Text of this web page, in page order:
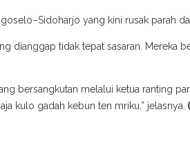
yang kini rusak parah
dianggap tidak tepat sasaran. Mereka
bersangkutan melalui ketua ranting
kulo gadah kebun ten mriku,” jelasnya.